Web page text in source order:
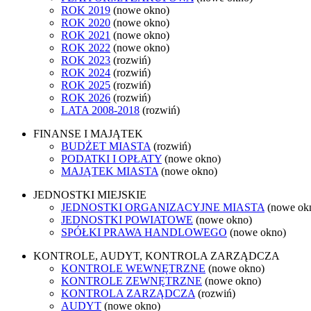
ROK 2019 (nowe okno)
ROK 2020 (nowe okno)
ROK 2021 (nowe okno)
ROK 2022 (nowe okno)
ROK 2023 (rozwiń)
ROK 2024 (rozwiń)
ROK 2025 (rozwiń)
ROK 2026 (rozwiń)
LATA 2008-2018 (rozwiń)
FINANSE I MAJĄTEK
BUDŻET MIASTA (rozwiń)
PODATKI I OPŁATY (nowe okno)
MAJĄTEK MIASTA (nowe okno)
JEDNOSTKI MIEJSKIE
JEDNOSTKI ORGANIZACYJNE MIASTA (nowe
JEDNOSTKI POWIATOWE (nowe okno)
SPÓŁKI PRAWA HANDLOWEGO (nowe okno)
KONTROLE, AUDYT, KONTROLA ZARZĄDCZA
KONTROLE WEWNĘTRZNE (nowe okno)
KONTROLE ZEWNĘTRZNE (nowe okno)
KONTROLA ZARZĄDCZA (rozwiń)
AUDYT (nowe okno)